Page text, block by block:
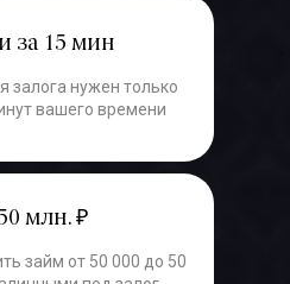
за 15 мин
нужен только
вашего времени
млн. ₽
займ от 50 000 до 50